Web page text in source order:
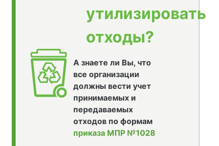
утилизировать
отходы?
А знаете ли Вы, что
все организации
должны вести учет
принимаемых и
передаваемых
отходов по формам
приказа МПР №1028